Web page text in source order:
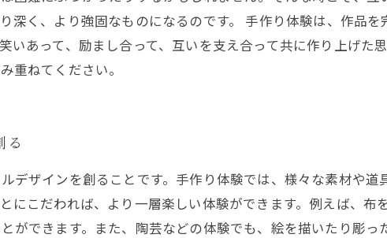
深く、より強固なものになるのです。 手作り体験は、作品
いあって、励まし合って、互いを支え合って共に作り上げた
重ねてください。
る
デザインを創ることです。手作り体験では、様々な素材や
にこだわれば、より一層楽しい体験ができます。例えば、布
ができます。また、陶芸などの体験でも、絵を描いたり彫